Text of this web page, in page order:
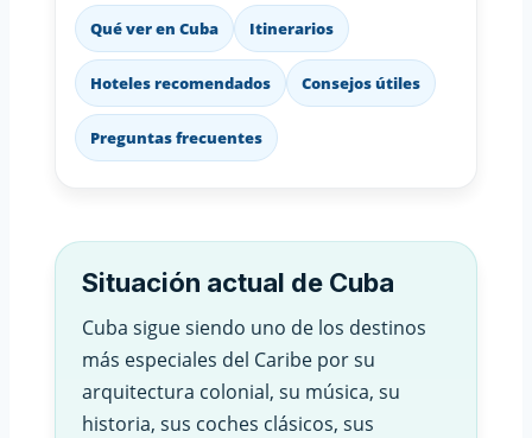
Qué ver en Cuba Itinerarios
Hoteles recomendados Consejos útiles
Preguntas frecuentes
Situación actual de Cuba
Cuba sigue siendo uno de los destinos
más especiales del Caribe por su
arquitectura colonial, su música, su
historia, sus coches clásicos, sus